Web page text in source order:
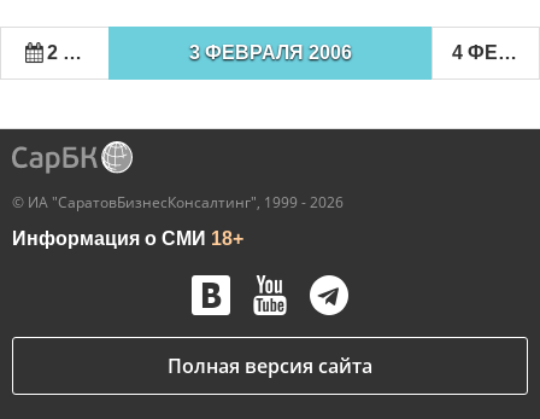
2 ФЕВРАЛЯ 2006 3 ФЕВРАЛЯ 2006 4 ФЕВРАЛЯ 2006
© ИА "СаратовБизнесКонсалтинг", 1999 - 2026
Информация о СМИ 18+
Полная версия сайта